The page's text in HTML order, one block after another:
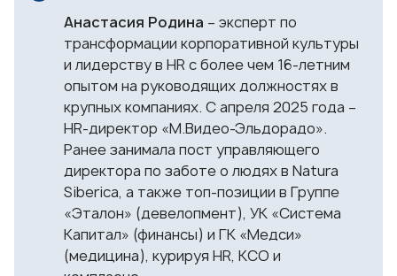
Анастасия Родина – эксперт по
трансформации корпоративной культуры
и лидерству в HR с более чем 16-летним
опытом на руководящих должностях в
крупных компаниях. С апреля 2025 года –
HR-директор «М.Видео-Эльдорадо».
Ранее занимала пост управляющего
директора по заботе о людях в Natura
Siberica, а также топ-позиции в Группе
«Эталон» (девелопмент), УК «Система
Капитал» (финансы) и ГК «Медси»
(медицина), курируя HR, КСО и